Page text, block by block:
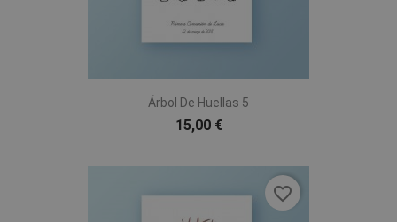
Árbol De Huellas 5
15,00 €
favorite_border